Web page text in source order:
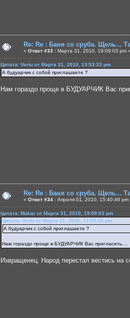
Re: Re : Баня со сруба. Щель...
« Ответ #33 : Марта 31, 2010, 19:09:03 pm
Цитата: Vertu от Марта 31, 2010, 13:53:33 pm
А будуарчик с собой приглашаете ?
Нам гораздо проще в БУДУАРЧИК Вас
Re: Re : Баня со сруба. Щель...
« Ответ #34 : Апреля 01, 2010, 15:40:46 pm
Цитата: Makar от Марта 31, 2010, 19:09:03 pm
Цитата: Vertu от Марта 31, 2010, 13:53:33 pm
А будуарчик с собой приглашаете ?
Нам гораздо проще в БУДУАРЧИК Вас пригласить....
Извращенец. Народ перестал вестись на